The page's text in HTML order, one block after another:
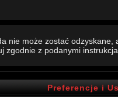
nie może zostać
zgodnie z podanymi
Preferencje i